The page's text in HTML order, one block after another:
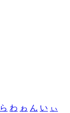
ら わ ゎ ん い ぃ